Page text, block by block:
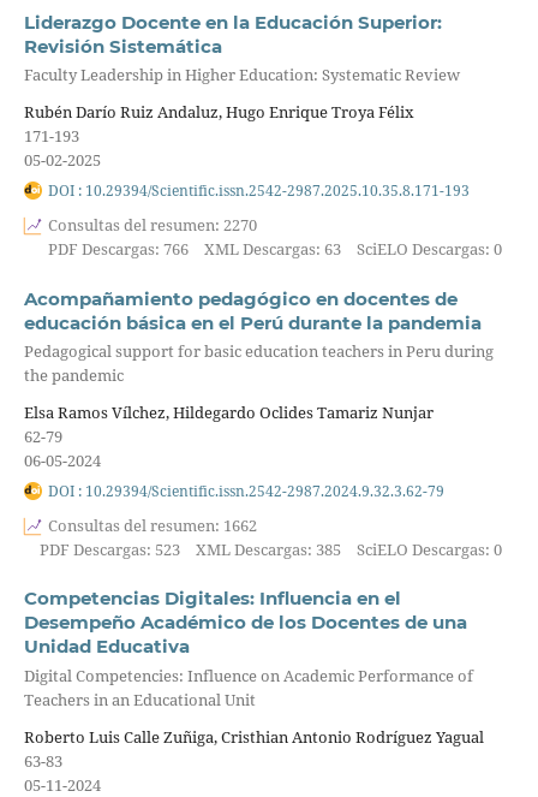
Liderazgo Docente en la Educación Superior:
Revisión Sistemática
Faculty Leadership in Higher Education: Systematic Review
Rubén Darío Ruiz Andaluz, Hugo Enrique Troya Félix
171-193
05-02-2025
DOI : 10.29394/Scientific.issn.2542-2987.2025.10.35.8.171-193
Consultas del resumen: 2270
PDF Descargas: 766
XML Descargas: 63 SciELO Descargas: 0
Acompañamiento pedagógico en docentes de
educación básica en el Perú durante la pandemia
Pedagogical support for basic education teachers in Peru during
the pandemic
Elsa Ramos Vílchez, Hildegardo Oclides Tamariz Nunjar
62-79
06-05-2024
DOI : 10.29394/Scientific.issn.2542-2987.2024.9.32.3.62-79
Consultas del resumen: 1662
PDF Descargas: 523
XML Descargas: 385 SciELO Descargas: 0
Competencias Digitales: Influencia en el
Desempeño Académico de los Docentes de una
Unidad Educativa
Digital Competencies: Influence on Academic Performance of
Teachers in an Educational Unit
Roberto Luis Calle Zuñiga, Cristhian Antonio Rodríguez Yagual
63-83
05-11-2024